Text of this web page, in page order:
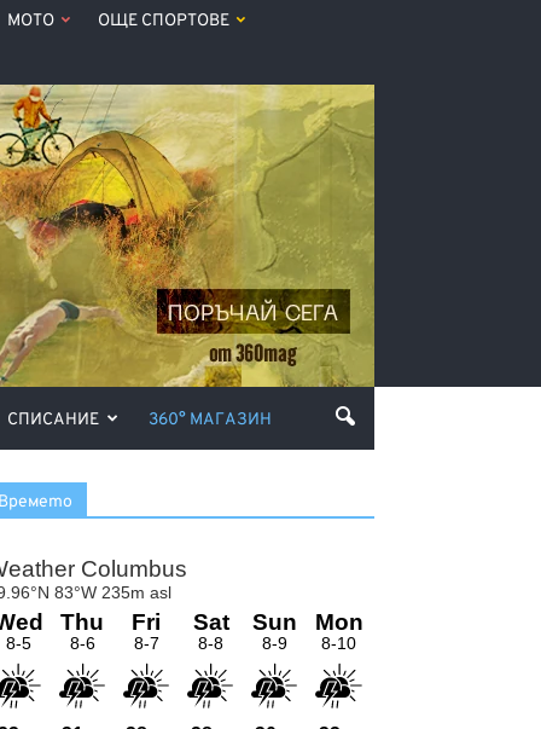
МОТО ОЩЕ СПОРТОВЕ
СПИСАНИЕ 360° МАГАЗИН